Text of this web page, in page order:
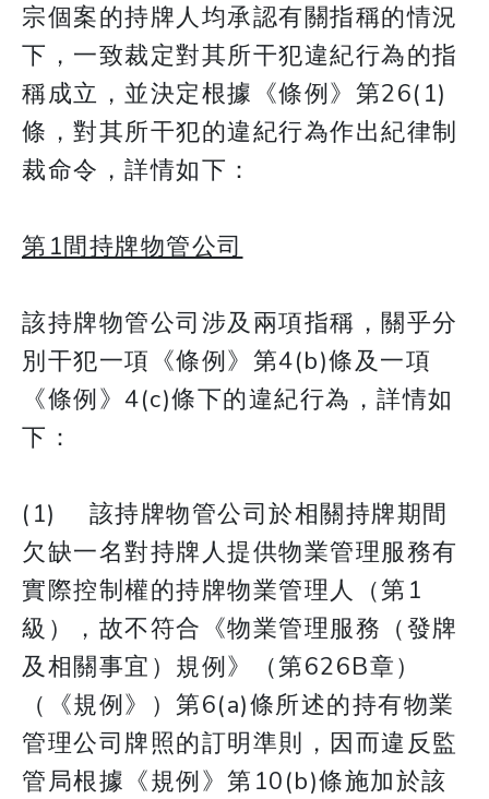
宗個案的持牌人均承認有關指稱的情況
下，一致裁定對其所干犯違紀行為的指
稱成立，並決定根據《條例》第26(1)
條，對其所干犯的違紀行為作出紀律制
裁命令，詳情如下：
第1間持牌物管公司
該持牌物管公司涉及兩項指稱，關乎分
別干犯一項《條例》第4(b)條及一項
《條例》4(c)條下的違紀行為，詳情如
下：
(1) 該持牌物管公司於相關持牌期間
欠缺一名對持牌人提供物業管理服務有
實際控制權的持牌物業管理人（第1
級），故不符合《物業管理服務（發牌
及相關事宜）規例》（第626B章）
（《規例》）第6(a)條所述的持有物業
管理公司牌照的訂明準則，因而違反監
管局根據《規例》第10(b)條施加於該